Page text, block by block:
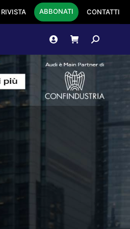
RIVISTA ABBONATI CONTATTI
Cerca: